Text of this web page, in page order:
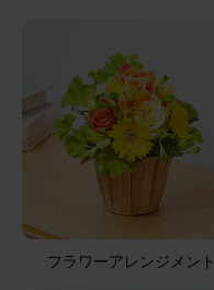
フラワーアレンジメント